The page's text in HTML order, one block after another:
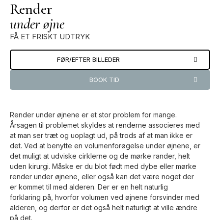
Render
under øjne
FÅ ET FRISKT UDTRYK
FØR/EFTER BILLEDER
BOOK TID
Render under øjnene er et stor problem for mange.
Årsagen til problemet skyldes at renderne associeres med
at man ser træt og uoplagt ud, på trods af at man ikke er
det. Ved at benytte en volumenforøgelse under øjnene, er
det muligt at udviske cirklerne og de mørke rander, helt
uden kirurgi. Måske er du blot født med dybe eller mørke
render under øjnene, eller også kan det være noget der
er kommet til med alderen. Der er en helt naturlig
forklaring på, hvorfor volumen ved øjnene forsvinder med
alderen, og derfor er det også helt naturligt at ville ændre
på det.